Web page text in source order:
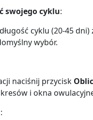
swojego cyklu:
cyklu (20-45
wybór.
naciśnij przycisk
i okna
: